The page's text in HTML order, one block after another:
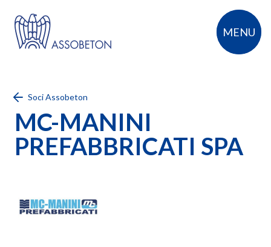
MENU
Soci Assobeton
MC-MANINI
PREFABBRICATI SPA